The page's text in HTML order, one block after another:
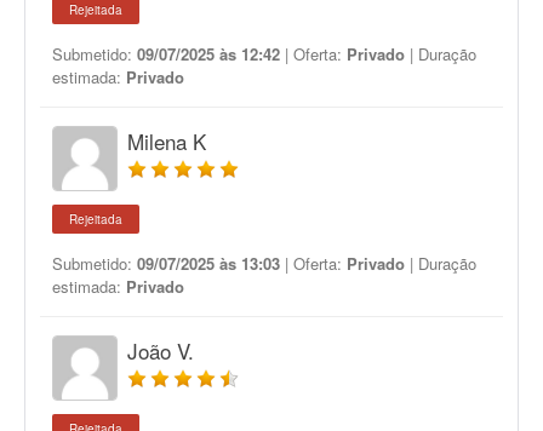
Rejeitada
Submetido: 09/07/2025 às 12:42 | Oferta: Privado | Duração
estimada: Privado
Milena K
Rejeitada
Submetido: 09/07/2025 às 13:03 | Oferta: Privado | Duração
estimada: Privado
João V.